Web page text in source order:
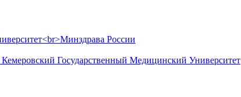
Кемеровский Государственный Медицинский Университет